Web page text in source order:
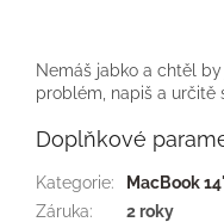
Nemáš jabko a chtěl
problém, napiš a určitě
Doplňkové
Kategorie:
MacBook
Záruka: 2 roky